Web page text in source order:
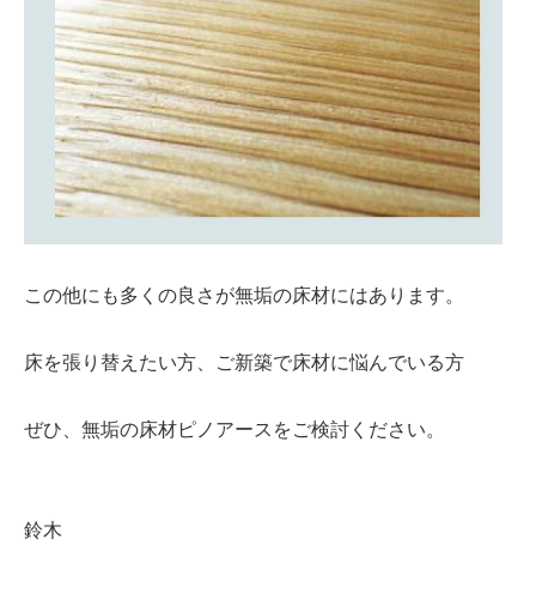
この他にも多くの良さが無垢の床材にはあります。
床を張り替えたい方、ご新築で床材に悩んでいる方
ぜひ、無垢の床材ピノアースをご検討ください。
鈴木